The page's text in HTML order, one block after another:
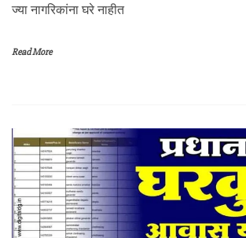
ज्या नागरिकांना घरे नाहीत
Read More